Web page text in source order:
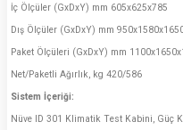
İç Ölçüler (GxDxY) mm 605x625x785
Dış Ölçüler (GxDxY) mm
Paket Ölçüleri (GxDxY) mm
Net/Paketli Ağırlık, kg 420/586
Sistem İçeriği:
Nüve ID 301 Klimatik Test Kabini, Güç